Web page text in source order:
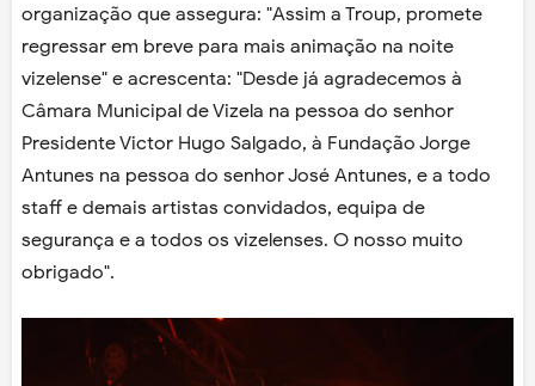
organização que assegura: "Assim a Troup, promete
regressar em breve para mais animação na noite
vizelense" e acrescenta: "Desde já agradecemos à
Câmara Municipal de Vizela na pessoa do senhor
Presidente Victor Hugo Salgado, à Fundação Jorge
Antunes na pessoa do senhor José Antunes, e a todo
staff e demais artistas convidados, equipa de
segurança e a todos os vizelenses. O nosso muito
obrigado".